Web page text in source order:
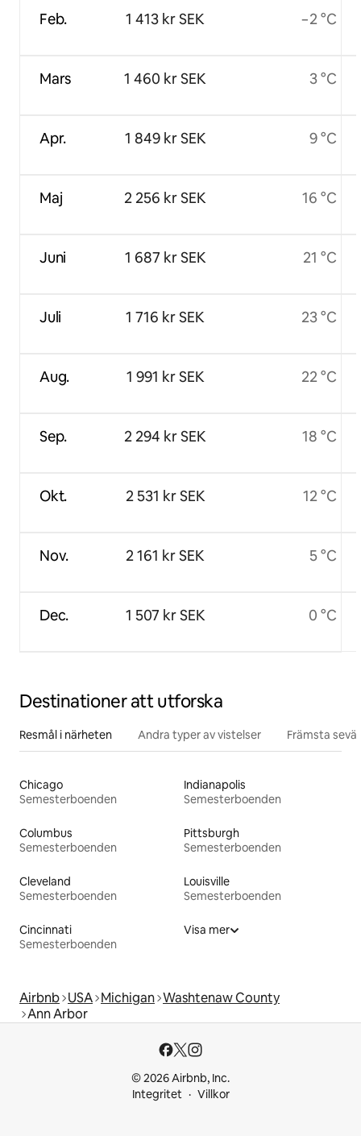
Feb.
Mars
Apr.
Maj
Juni
Juli
Aug.
Sep.
Okt.
Nov.
Dec.
1 413 kr SEK
1 460 kr SEK
1 849 kr SEK
2 256 kr SEK
1 687 kr SEK
1 716 kr SEK
1 991 kr SEK
2 294 kr SEK
2 531 kr SEK
2 161 kr SEK
1 507 kr SEK
−2 °C
3 °C
9 °C
16 °C
21 °C
23 °C
22 °C
18 °C
12 °C
5 °C
0 °C
Destinationer att utforska
Resmål i närheten Andra typer av vistelser Främsta
Chicago
Semesterboenden
Indianapolis
Semesterboenden
Columbus
Semesterboenden
Pittsburgh
Semesterboenden
Cleveland
Semesterboenden
Louisville
Semesterboenden
Cincinnati
Semesterboenden
Visa mer
Airbnb USA Michigan Washtenaw County
Ann Arbor
© 2026 Airbnb, Inc.
Integritet
Villkor